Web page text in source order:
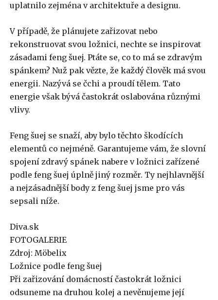
uplatnilo zejména v architektuře a designu.
V případě, že plánujete zařizovat nebo
rekonstruovat svou ložnici, nechte se inspirovat
zásadami feng šuej. Ptáte se, co to má se zdravým
spánkem? Nuž pak vězte, že každý člověk má svou
energii. Nazývá se čchi a proudí tělem. Tato
energie však bývá častokrát oslabována různými
vlivy.
Feng šuej se snaží, aby bylo těchto škodících
elementů co nejméně. Garantujeme vám, že slovní
spojení zdravý spánek nabere v ložnici zařízené
podle feng šuej úplně jiný rozměr. Ty nejhlavnější
a nejzásadnější body z feng šuej jsme pro vás
sepsali níže.
Diva.sk
FOTOGALERIE
Zdroj: Möbelix
Ložnice podle feng šuej
Při zařizování domácností častokrát ložnici
odsuneme na druhou kolej a nevěnujeme její